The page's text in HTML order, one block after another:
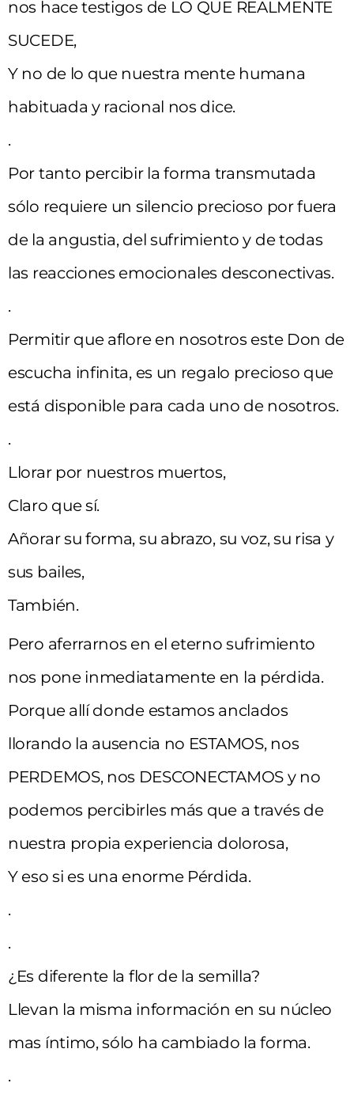
nos hace testigos de LO QUE REALMENTE
SUCEDE,
Y no de lo que nuestra mente humana
habituada y racional nos dice.
.
Por tanto percibir la forma transmutada
sólo requiere un silencio precioso por fuera
de la angustia, del sufrimiento y de todas
las reacciones emocionales desconectivas.
.
Permitir que aflore en nosotros este Don de
escucha infinita, es un regalo precioso que
está disponible para cada uno de nosotros.
.
Llorar por nuestros muertos,
Claro que sí.
Añorar su forma, su abrazo, su voz, su risa y
sus bailes,
También.
Pero aferrarnos en el eterno sufrimiento
nos pone inmediatamente en la pérdida.
Porque allí donde estamos anclados
llorando la ausencia no ESTAMOS, nos
PERDEMOS, nos DESCONECTAMOS y no
podemos percibirles más que a través de
nuestra propia experiencia dolorosa,
Y eso si es una enorme Pérdida.
.
.
¿Es diferente la flor de la semilla?
Llevan la misma información en su núcleo
mas íntimo, sólo ha cambiado la forma.
.